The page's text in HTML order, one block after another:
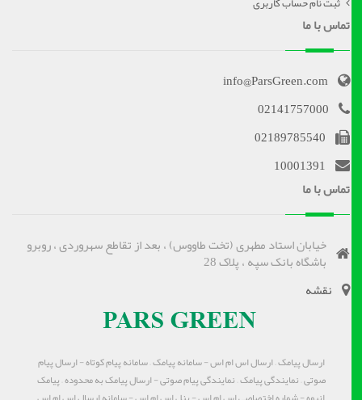
تماس با ما
info@ParsGreen.com
02141757000
02189785540
10001391
تماس با ما
خیابان استاد مطهری (تخت طاووس) ، بعد از تقاطع سهروردی ، روبرو
باشگاه بانک سپه ، پلاک 28
نقشه
ارسال پیامک – ارسال اس ام اس - سامانه پیامک – سامانه پیام کوتاه - ارسال پیام
صوتی – نمایندگی پیامک – نمایندگی پیام صوتی - ارسال پیامک به محدوده – پیامک